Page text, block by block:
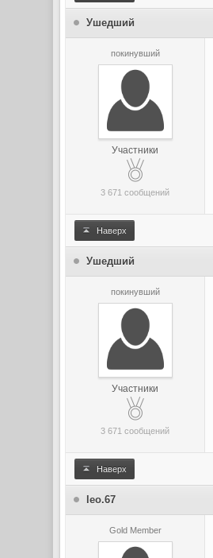
Ушедший
покинувший
Участники
3 671 сообщений
Наверх
Ушедший
покинувший
Участники
3 671 сообщений
Наверх
leo.67
Gold Member